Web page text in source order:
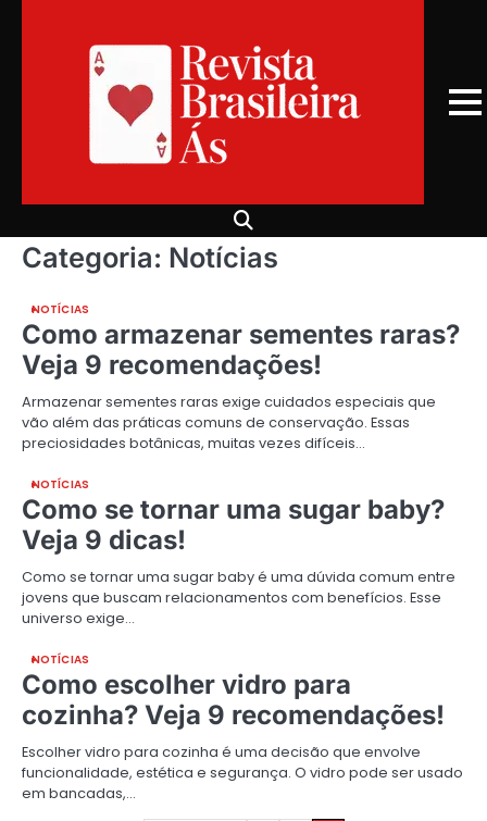
Categoria: Notícias
NOTÍCIAS
Como armazenar sementes raras?
Veja 9 recomendações!
Armazenar sementes raras exige cuidados especiais que
vão além das práticas comuns de conservação. Essas
preciosidades botânicas, muitas vezes difíceis…
NOTÍCIAS
Como se tornar uma sugar baby?
Veja 9 dicas!
Como se tornar uma sugar baby é uma dúvida comum entre
jovens que buscam relacionamentos com benefícios. Esse
universo exige…
NOTÍCIAS
Como escolher vidro para
cozinha? Veja 9 recomendações!
Escolher vidro para cozinha é uma decisão que envolve
funcionalidade, estética e segurança. O vidro pode ser usado
em bancadas,…